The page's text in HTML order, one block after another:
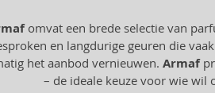
omvat een brede selectie van
en langdurige geuren die
het aanbod vernieuwen. Armaf
– de ideale keuze voor wie wil